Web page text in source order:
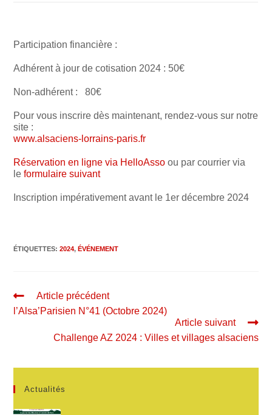
Participation financière :
Adhérent à jour de cotisation 2024 : 50€
Non-adhérent : 80€
Pour vous inscrire dès maintenant, rendez-vous sur notre
site :
www.alsaciens-lorrains-paris.fr
Réservation en ligne via HelloAsso ou par courrier via
leformulaire suivant
Inscription impérativement avant le 1er décembre 2024
ÉTIQUETTES:2024, ÉVÉNEMENT
Article précédent
l’Alsa’Parisien N°41 (Octobre 2024)
Article suivant
Challenge AZ 2024 : Villes et villages alsaciens
Actualités